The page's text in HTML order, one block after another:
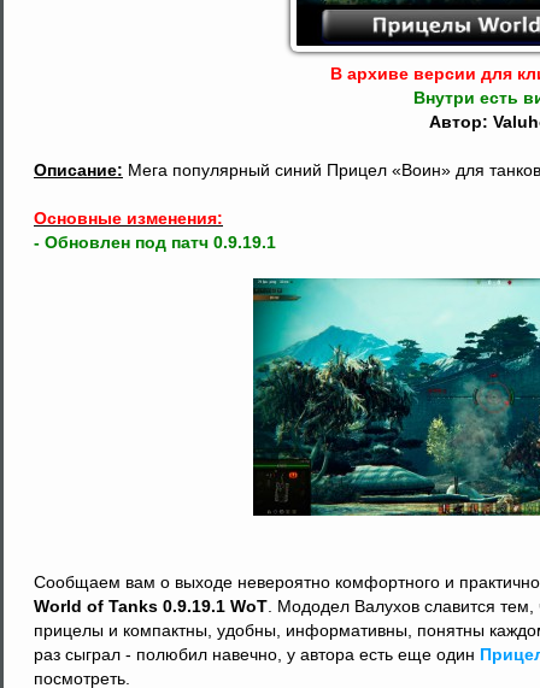
В архиве версии для
Внутри есть
Автор:
Описание: Мега популярный синий Прицел «Воин» для
Основные изменения:
- Обновлен под патч 0.9.19.1
Сообщаем вам о выходе невероятно комфортного и
World of Tanks 0.9.19.1 WoT . Мододел Валухов славится
прицелы и компактны, удобны, информативны, понятны
раз сыграл - полюбил навечно, у автора есть еще один
посмотреть.